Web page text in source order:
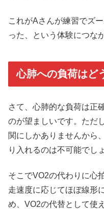
これがAさんが練習でズ
った、という体験につな
心肺への負荷はど
さて、心肺的な負荷は正
のが望ましいです。ただ
関にしかありませんから
り入れるのは不可能でし
そこでVO2の代わりに心
走速度に応じてほぼ線形
め、VO2の代替として使